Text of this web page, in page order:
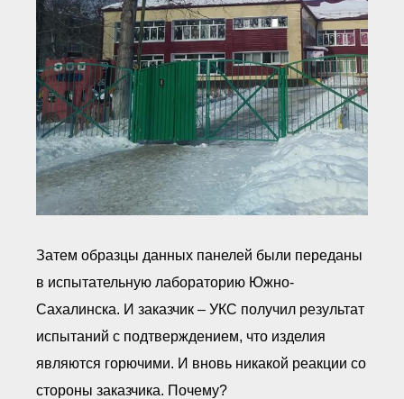
Затем образцы данных панелей были переданы
в испытательную лабораторию Южно-
Сахалинска. И заказчик – УКС получил результат
испытаний с подтверждением, что изделия
являются горючими. И вновь никакой реакции со
стороны заказчика. Почему?